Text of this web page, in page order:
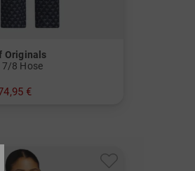
Originals
7/8 Hose
€